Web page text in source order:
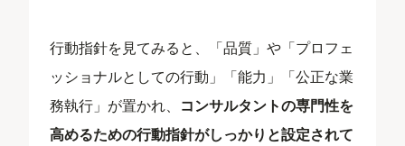
行動指針を見てみると、「品質」や「プロフェ
ッショナルとしての行動」「能力」「公正な業
務執行」が置かれ、 コンサルタントの専門性を
高めるための行動指針がしっかりと設定されて